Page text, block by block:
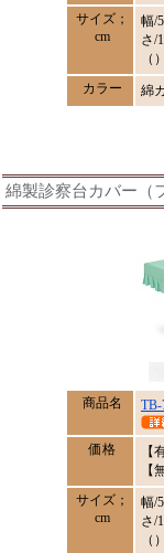
サイズ；
cm
幅/
さ/
（
カラー
綿
綿製診察台カバー（
商品名 TB-
価格 【
【
サイズ；
cm
幅/
さ/
（